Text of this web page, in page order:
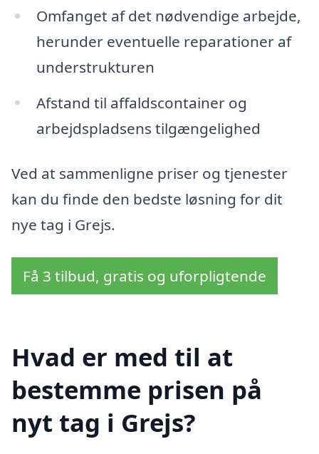
Omfanget af det nødvendige arbejde,
herunder eventuelle reparationer af
understrukturen
Afstand til affaldscontainer og
arbejdspladsens tilgængelighed
Ved at sammenligne priser og tjenester
kan du finde den bedste løsning for dit
nye tag i Grejs.
Få 3 tilbud, gratis og uforpligtende
Hvad er med til at
bestemme prisen på
nyt tag i Grejs?